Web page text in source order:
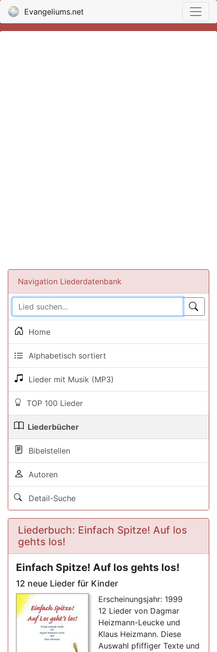
Evangeliums.net
Navigation Liederdatenbank
Home
Alphabetisch sortiert
Lieder mit Musik (MP3)
TOP 100 Lieder
Liederbücher
Bibelstellen
Autoren
Detail-Suche
Liederbuch: Einfach Spitze! Auf los
gehts los!
Einfach Spitze! Auf los gehts los!
12 neue Lieder für Kinder
Erscheinungsjahr: 1999
12 Lieder von Dagmar
Heizmann-Leucke und
Klaus Heizmann. Diese
Auswahl pfiffiger Texte und